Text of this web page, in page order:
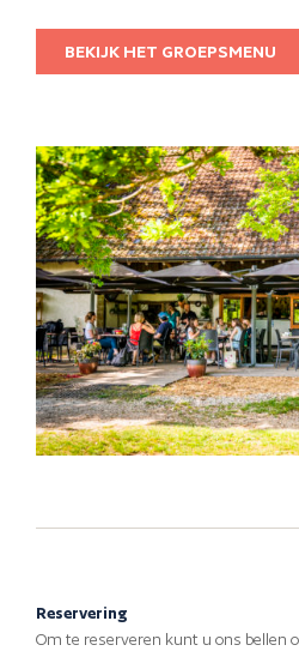
BEKIJK HET GROEPSMENU
Reservering
Om te reserveren kunt u ons bellen